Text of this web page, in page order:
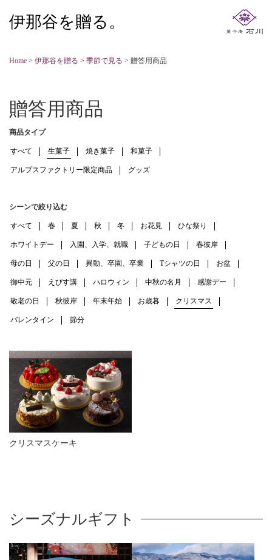
伊那谷を贈る。
Home > 伊那谷を贈る > 季節で見る > 贈答用商品
贈答用商品
商品タイプ
すべて 生菓子 焼き菓子 和菓子
アルプスファクトリー限定商品 グッズ
シーンで絞り込む
すべて 春 夏 秋 冬 お花見 ひな祭り
ホワイトデー 入園、入学、就職 子どもの日 春彼岸
母の日 父の日 異動、卒園、卒業 Tシャツの日 お盆
御中元 えびす講 ハロウィン 中秋の名月 感謝デー
敬老の日 秋彼岸 年末年始 お歳暮 クリスマス
バレンタイン 節分
クリスマスケーキ
シーズナルギフト